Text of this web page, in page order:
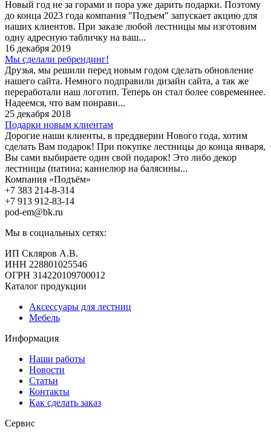
Новый год не за горами и пора уже дарить подарки. Поэтому
до конца 2023 года компания "Подъем" запускает акцию для
наших клиентов. При заказе любой лестницы мы изготовим
одну адресную табличку на ваш...
16 декабря 2019
Мы сделали ребрендинг!
Друзья, мы решили перед новым годом сделать обновление
нашего сайта. Немного подправили дизайн сайта, а так же
переработали наш логотип. Теперь он стал более современнее.
Надеемся, что вам понрави...
25 декабря 2018
Подарки новым клиентам
Дорогие наши клиенты, в преддверии Нового года, хотим
сделать Вам подарок! При покупке лестницы до конца января,
Вы сами выбираете один свой подарок! Это либо декор
лестницы (патина; каннелюр на балясины...
Компания «Подъём»
+7 383 214-8-314
+7 913 912-83-14
pod-em@bk.ru
Мы в социальных сетях:
ИП Скляров А.В.
ИНН 228801025546
ОГРН 314220109700012
Каталог продукции
Аксессуары для лестниц
Мебель
Информация
Наши работы
Новости
Статьи
Контакты
Как сделать заказ
Сервис